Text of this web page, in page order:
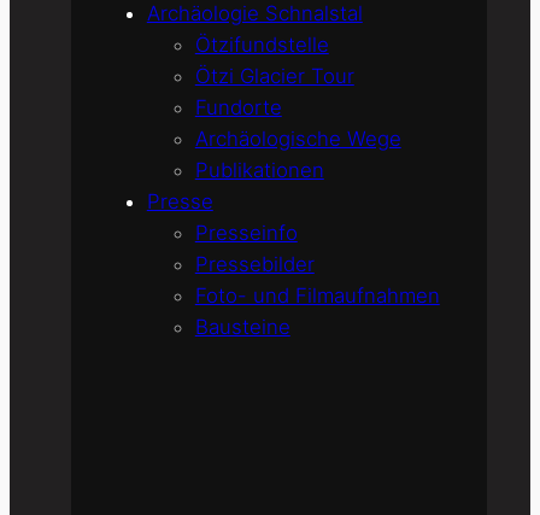
Archäologie Schnalstal
Ötzifundstelle
Ötzi Glacier Tour
Fundorte
Archäologische Wege
Publikationen
Presse
Presseinfo
Pressebilder
Foto- und Filmaufnahmen
Bausteine